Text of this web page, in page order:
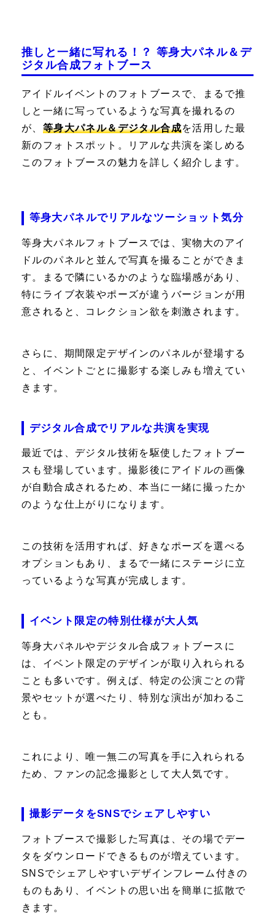
推しと一緒に写れる！？ 等身大パネル＆デ
ジタル合成フォトブース
アイドルイベントのフォトブースで、まるで推
しと一緒に写っているような写真を撮れるの
が、 等身大パネル＆デジタル合成を活用した最
新のフォトスポット。リアルな共演を楽しめる
このフォトブースの魅力を詳しく紹介します。
等身大パネルでリアルなツーショット気分
等身大パネルフォトブースでは、実物大のアイ
ドルのパネルと並んで写真を撮ることができま
す。まるで隣にいるかのような臨場感があり、
特にライブ衣装やポーズが違うバージョンが用
意されると、コレクション欲を刺激されます。
さらに、期間限定デザインのパネルが登場する
と、イベントごとに撮影する楽しみも増えてい
きます。
デジタル合成でリアルな共演を実現
最近では、デジタル技術を駆使したフォトブー
スも登場しています。撮影後にアイドルの画像
が自動合成されるため、本当に一緒に撮ったか
のような仕上がりになります。
この技術を活用すれば、好きなポーズを選べる
オプションもあり、まるで一緒にステージに立
っているような写真が完成します。
イベント限定の特別仕様が大人気
等身大パネルやデジタル合成フォトブースに
は、イベント限定のデザインが取り入れられる
ことも多いです。例えば、特定の公演ごとの背
景やセットが選べたり、特別な演出が加わるこ
とも。
これにより、唯一無二の写真を手に入れられる
ため、ファンの記念撮影として大人気です。
撮影データをSNSでシェアしやすい
フォトブースで撮影した写真は、その場でデー
タをダウンロードできるものが増えています。
SNSでシェアしやすいデザインフレーム付きの
ものもあり、イベントの思い出を簡単に拡散で
きます。